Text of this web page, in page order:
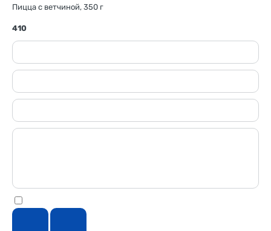
Пицца с ветчиной, 350 г
410